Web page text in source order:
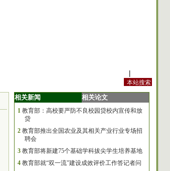
相关新闻 相关论文
1 教育部：高校要严防不良校园贷校内宣传和放
贷
2 教育部推出全国农业及其相关产业行业专场招
聘会
3 教育部将新建75个基础学科拔尖学生培养基地
4 教育部就“双一流”建设成效评价工作答记者问